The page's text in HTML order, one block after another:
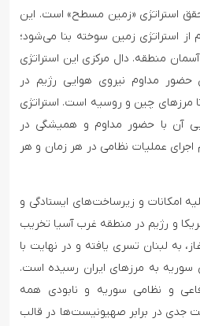
استراتژی «زمین مسطح» است. این
از استراتژی زمین سوخته بنا می‌شود؛
منطقه. دال مرکزی این استراتژی
مداوم نیروی هوایی رژیم در
مرزهای چین و روسیه است. استراتژی
آن با حضور مداوم و همیشگی در
عملیات نظامی در هر زمان و هر
امکانات و زیرساخت‌های ایستادگی و
و رژیم در منطقه غرب آسیا تخریب
به لبنان تسری یافته و در نهایت با
سوریه به مرزهای ایران رسیده است.
و نظامی سوریه و نابودی همه
جدی در برابر صهیونیست‌ها در قالب